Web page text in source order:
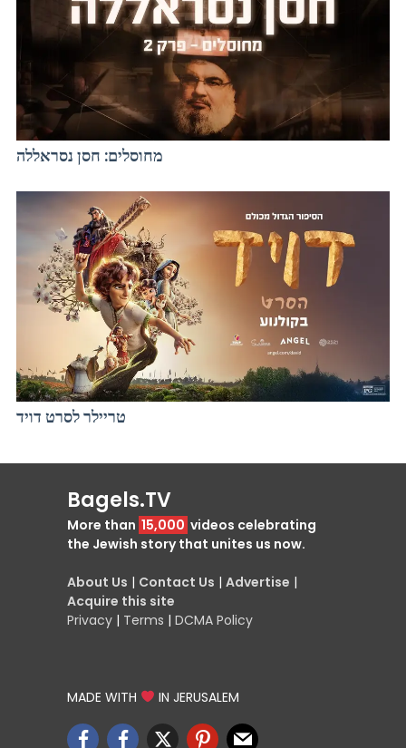
מחוסלים: חסן נסראללה
טריילר לסרט דויד
Bagels.TV
More than 15,000 videos celebrating
the Jewish story that unites us now.
About Us | Contact Us | Advertise |
Acquire this site
Privacy | Terms | DCMA Policy
MADE WITH IN JERUSALEM